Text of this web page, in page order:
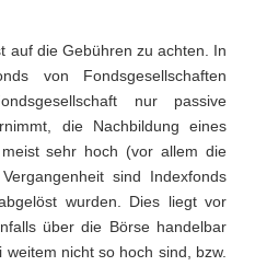
auf die Gebühren zu achten. In
von Fondsgesellschaften
nur passive
die Nachbildung eines
sehr hoch (vor allem die
sind Indexfonds
wurden. Dies liegt vor
über die Börse handelbar
nicht so hoch sind, bzw.